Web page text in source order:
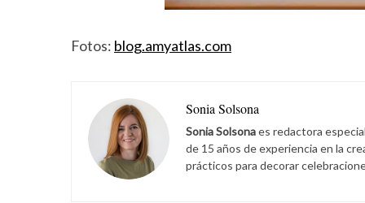
Fotos: blog.amyatlas.com
Sonia Solsona
Sonia Solsonaes redactora
de 15 años de experiencia en la
prácticos para decorar